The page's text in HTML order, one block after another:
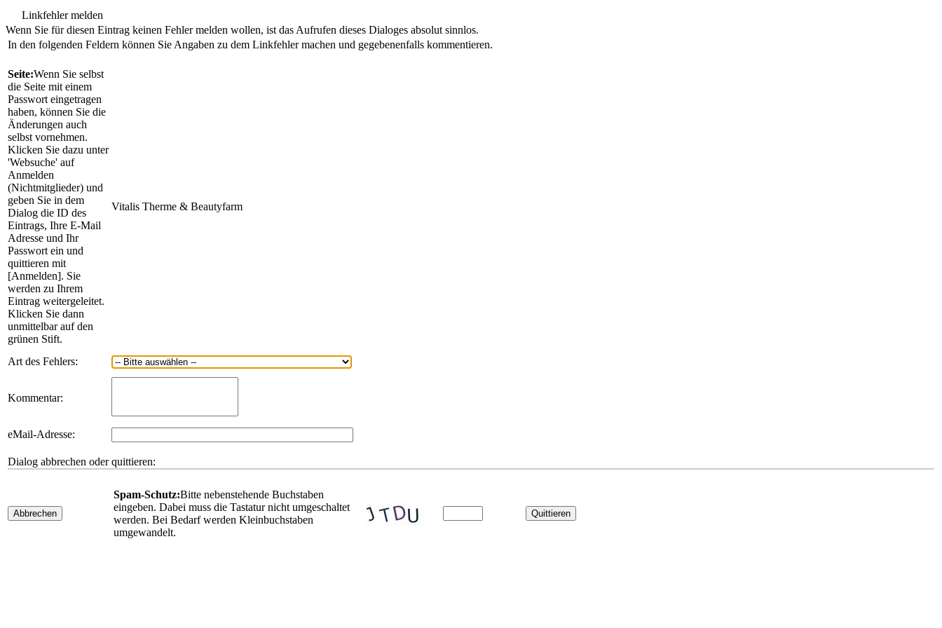
Linkfehler melden
Wenn Sie für diesen Eintrag keinen Fehler melden wollen, ist das Aufrufen dieses Dialoges absolut sinnlos.
In den folgenden Feldern können Sie Angaben zu dem Linkfehler machen und gegebenenfalls kommentieren.
Seite:Wenn Sie selbst
die Seite mit einem
Passwort eingetragen
haben, können Sie die
Änderungen auch
selbst vornehmen.
Klicken Sie dazu unter
'Websuche' auf
Anmelden
(Nichtmitglieder) und
geben Sie in dem
Dialog die ID des
Eintrags, Ihre E-Mail
Adresse und Ihr
Passwort ein und
quittieren mit
[Anmelden]. Sie
werden zu Ihrem
Eintrag weitergeleitet.
Klicken Sie dann
unmittelbar auf den
grünen Stift.
Vitalis Therme & Beautyfarm
Art des Fehlers:
Kommentar:
eMail-Adresse:
Dialog abbrechen oder quittieren:
Abbrechen
Spam-Schutz:Bitte nebenstehende Buchstaben
eingeben. Dabei muss die Tastatur nicht umgeschaltet
werden. Bei Bedarf werden Kleinbuchstaben
umgewandelt.
Quittieren